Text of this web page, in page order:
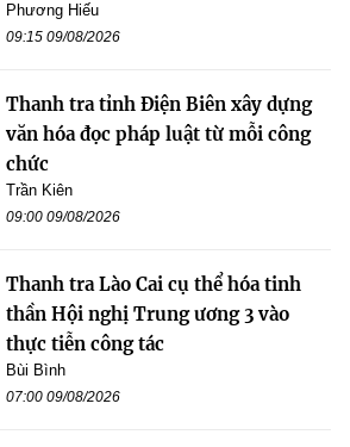
Phương Hiếu
09:15 09/08/2026
Thanh tra tỉnh Điện Biên xây dựng
văn hóa đọc pháp luật từ mỗi công
chức
Trần Kiên
09:00 09/08/2026
Thanh tra Lào Cai cụ thể hóa tinh
thần Hội nghị Trung ương 3 vào
thực tiễn công tác
Bùi Bình
07:00 09/08/2026